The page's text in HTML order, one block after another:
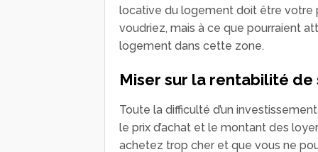
locative du logement doit être votre
voudriez, mais à ce que pourraient
logement dans cette zone.
Miser sur la rentabilité
Toute la difficulté d’un
le prix d’achat et le montant des
achetez trop cher et que vous ne